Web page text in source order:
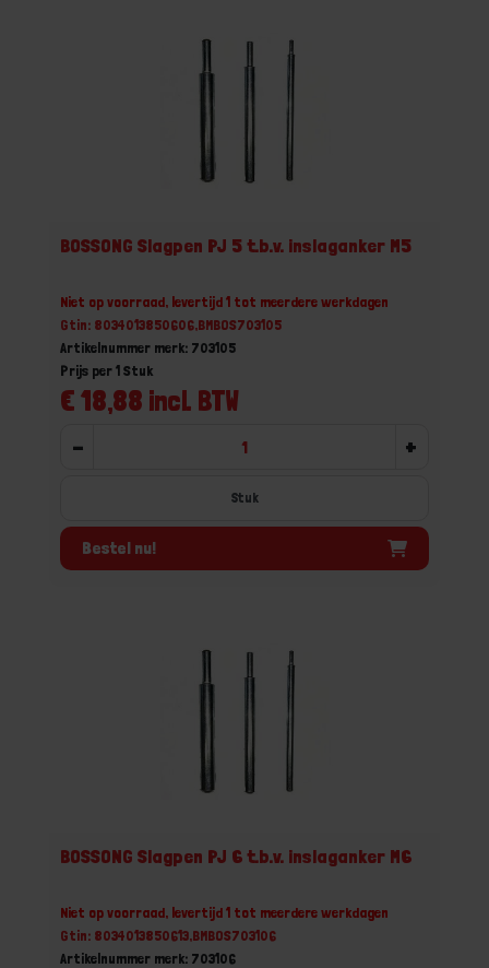
BOSSONG Slagpen PJ 5 t.b.v. inslaganker M5
Niet op voorraad, levertijd 1 tot meerdere werkdagen
Gtin: 8034013850606,BMBOS703105
Artikelnummer merk: 703105
€ 18,88 incl. BTW
Prijs per 1 Stuk
- +
Stuk
Bestel nu!
BOSSONG Slagpen PJ 6 t.b.v. inslaganker M6
Niet op voorraad, levertijd 1 tot meerdere werkdagen
Gtin: 8034013850613,BMBOS703106
Artikelnummer merk: 703106